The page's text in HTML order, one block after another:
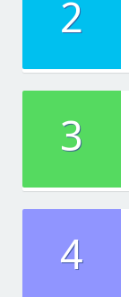
2
3
4